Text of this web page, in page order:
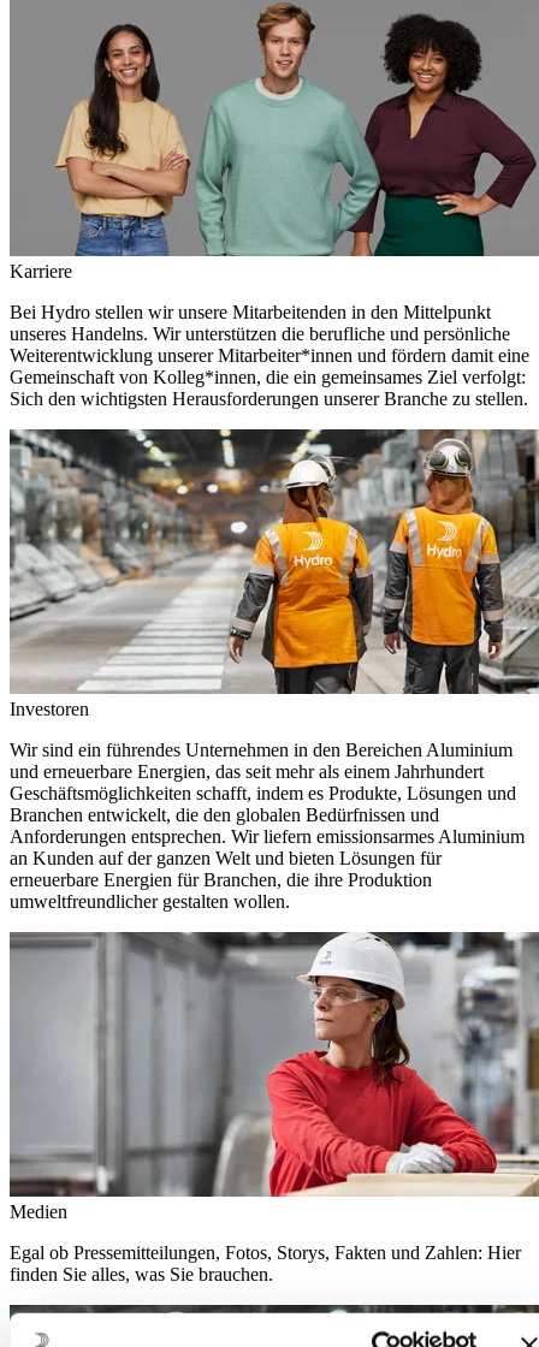
Karriere
Bei Hydro stellen wir unsere Mitarbeitenden in den Mittelpunkt
unseres Handelns. Wir unterstützen die berufliche und persönliche
Weiterentwicklung unserer Mitarbeiter*innen und fördern damit eine
Gemeinschaft von Kolleg*innen, die ein gemeinsames Ziel verfolgt:
Sich den wichtigsten Herausforderungen unserer Branche zu stellen.
Investoren
Wir sind ein führendes Unternehmen in den Bereichen Aluminium
und erneuerbare Energien, das seit mehr als einem Jahrhundert
Geschäftsmöglichkeiten schafft, indem es Produkte, Lösungen und
Branchen entwickelt, die den globalen Bedürfnissen und
Anforderungen entsprechen. Wir liefern emissionsarmes Aluminium
an Kunden auf der ganzen Welt und bieten Lösungen für
erneuerbare Energien für Branchen, die ihre Produktion
umweltfreundlicher gestalten wollen.
Medien
Egal ob Pressemitteilungen, Fotos, Storys, Fakten und Zahlen: Hier
finden Sie alles, was Sie brauchen.